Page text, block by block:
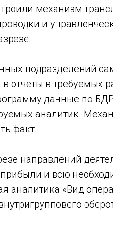
механизм
и
подразделений
отчеты в требуемых
данные по
аналитик.
факт.
направлений
прибыли и всю
аналитика «Вид